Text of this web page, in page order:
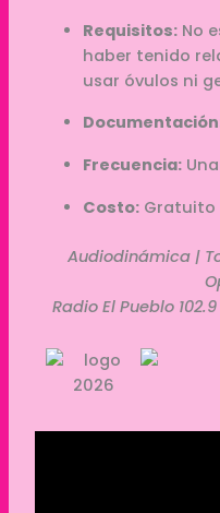
Requisitos: No
haber tenido
usar óvulos ni
Frecuencia:
Costo: Gratuito
Audiodinámica |
Radio El Pueblo